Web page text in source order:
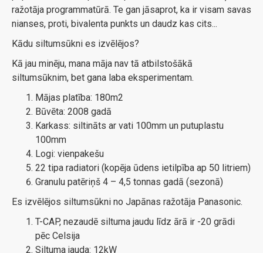
ražotāja programmatūrā. Te gan jāsaprot, ka ir visam savas
nianses, proti, bivalenta punkts un daudz kas cits...
Kādu siltumsūkni es izvēlējos?
Kā jau minēju, mana māja nav tā atbilstošākā
siltumsūknim, bet gana laba eksperimentam.
Mājas platība: 180m2
Būvēta: 2008 gadā
Karkass: siltināts ar vati 100mm un putuplastu
100mm
Logi: vienpakešu
22 tipa radiatori (kopēja ūdens ietilpība ap 50 litriem)
Granulu patēriņš 4 – 4,5 tonnas gadā (sezonā)
Es izvēlējos siltumsūkni no Japānas ražotāja Panasonic.
T-CAP, nezaudē siltuma jaudu līdz ārā ir -20 grādi
pēc Celsija
Siltuma jauda: 12kW